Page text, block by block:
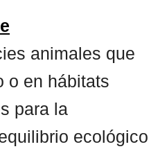
animales que
o en hábitats
para la
ecológico